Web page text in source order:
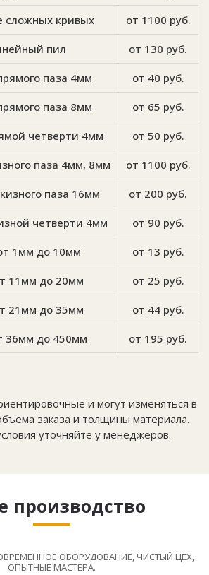
сложных кривых от 1100 руб.
пил от 130 руб.
паза 4мм от 40 руб.
паза 8мм от 65 руб.
четверти 4мм от 50 руб.
паза 4мм, 8мм от 1100 руб.
паза 16мм от 200 руб.
четверти 4мм от 90 руб.
1мм до 10мм от 13 руб.
11мм до 20мм от 25 руб.
21мм до 35мм от 44 руб.
36мм до 450мм от 195 руб.
и могут изменяться в
заказа и толщины материала.
уточняйте у менеджеров.
производство
ОБОРУДОВАНИЕ, ЧИСТЫЙ ЦЕХ,
ОПЫТНЫЕ МАСТЕРА.